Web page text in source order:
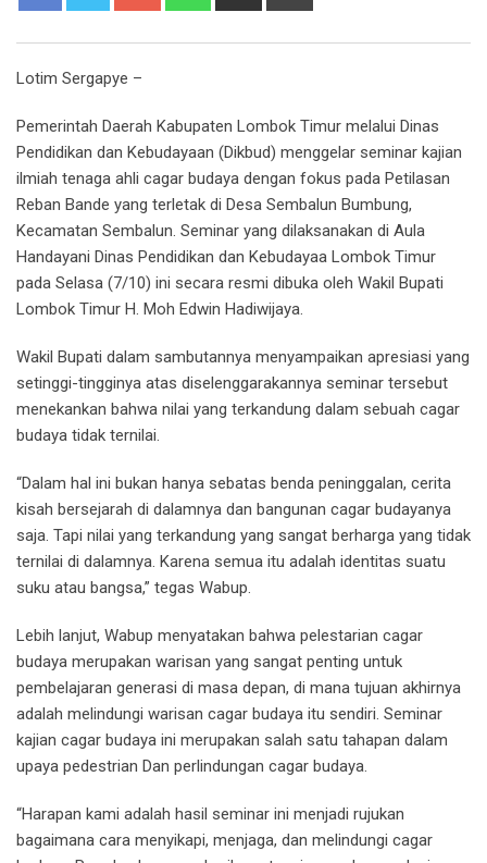
Lotim Sergapye –
Pemerintah Daerah Kabupaten Lombok Timur melalui Dinas
Pendidikan dan Kebudayaan (Dikbud) menggelar seminar kajian
ilmiah tenaga ahli cagar budaya dengan fokus pada Petilasan
Reban Bande yang terletak di Desa Sembalun Bumbung,
Kecamatan Sembalun. Seminar yang dilaksanakan di Aula
Handayani Dinas Pendidikan dan Kebudayaa Lombok Timur
pada Selasa (7/10) ini secara resmi dibuka oleh Wakil Bupati
Lombok Timur H. Moh Edwin Hadiwijaya.
Wakil Bupati dalam sambutannya menyampaikan apresiasi yang
setinggi-tingginya atas diselenggarakannya seminar tersebut
menekankan bahwa nilai yang terkandung dalam sebuah cagar
budaya tidak ternilai.
“Dalam hal ini bukan hanya sebatas benda peninggalan, cerita
kisah bersejarah di dalamnya dan bangunan cagar budayanya
saja. Tapi nilai yang terkandung yang sangat berharga yang tidak
ternilai di dalamnya. Karena semua itu adalah identitas suatu
suku atau bangsa,” tegas Wabup.
Lebih lanjut, Wabup menyatakan bahwa pelestarian cagar
budaya merupakan warisan yang sangat penting untuk
pembelajaran generasi di masa depan, di mana tujuan akhirnya
adalah melindungi warisan cagar budaya itu sendiri. Seminar
kajian cagar budaya ini merupakan salah satu tahapan dalam
upaya pedestrian Dan perlindungan cagar budaya.
“Harapan kami adalah hasil seminar ini menjadi rujukan
bagaimana cara menyikapi, menjaga, dan melindungi cagar